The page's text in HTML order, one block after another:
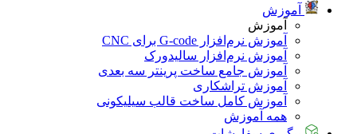
آموزش
آموزش
آموزش نرم‌افزار G-code برای CNC
آموزش نرم‌افزار سالیدورک
آموزش جامع ساخت پرینتر سه بعدی
آموزش تراشکاری
آموزش کامل ساخت قالب سیلیکونی
همه آموزش